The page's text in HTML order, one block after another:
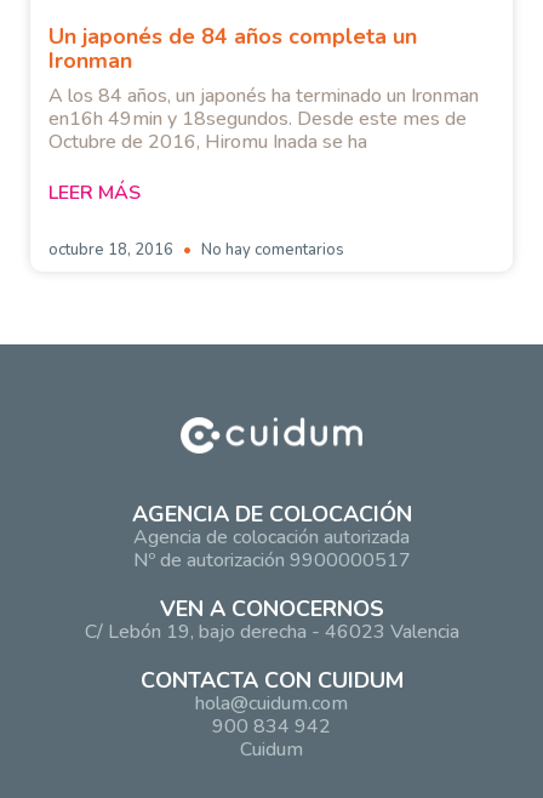
Un japonés de 84 años completa un
Ironman
A los 84 años, un japonés ha terminado un Ironman
en16h 49min y 18segundos. Desde este mes de
Octubre de 2016, Hiromu Inada se ha
LEER MÁS
octubre 18, 2016 No hay comentarios
AGENCIA DE COLOCACIÓN
Agencia de colocación autorizada
Nº de autorización 9900000517
VEN A CONOCERNOS
C/ Lebón 19, bajo derecha - 46023 Valencia
CONTACTA CON CUIDUM
hola@cuidum.com
900 834 942
Cuidum